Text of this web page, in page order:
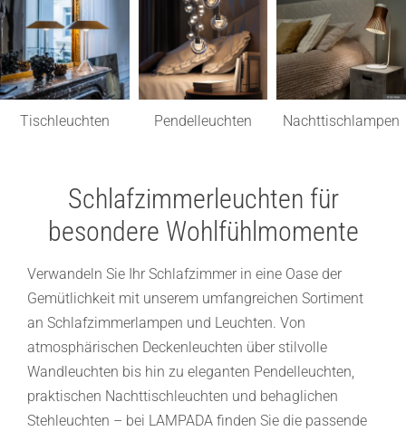
Tischleuchten Pendelleuchten Nachttischlampen
Schlafzimmerleuchten für
besondere Wohlfühlmomente
Verwandeln Sie Ihr Schlafzimmer in eine Oase der
Gemütlichkeit mit unserem umfangreichen Sortiment
an Schlafzimmerlampen und Leuchten. Von
atmosphärischen Deckenleuchten über stilvolle
Wandleuchten bis hin zu eleganten Pendelleuchten,
praktischen Nachttischleuchten und behaglichen
Stehleuchten – bei LAMPADA finden Sie die passende